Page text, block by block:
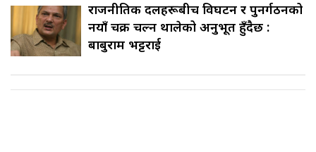
राजनीतिक दलहरूबीच विघटन र पुनर्गठनको
नयाँ चक्र चल्न थालेको अनुभूत हुँदैछ :
बाबुराम भट्टराई